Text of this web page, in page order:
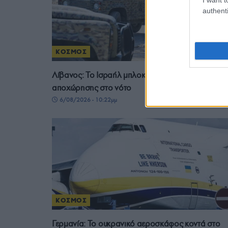
ΚΟΣΜΟΣ
Λίβανος: Το Ισραήλ μπλοκάρει νέες ζώνες
αποχώρησης στο νότο
6/08/2026 - 10:22μμ
ΚΟΣΜΟΣ
Γερμανία: Το ουκρανικό αεροσκάφος κοντά στο